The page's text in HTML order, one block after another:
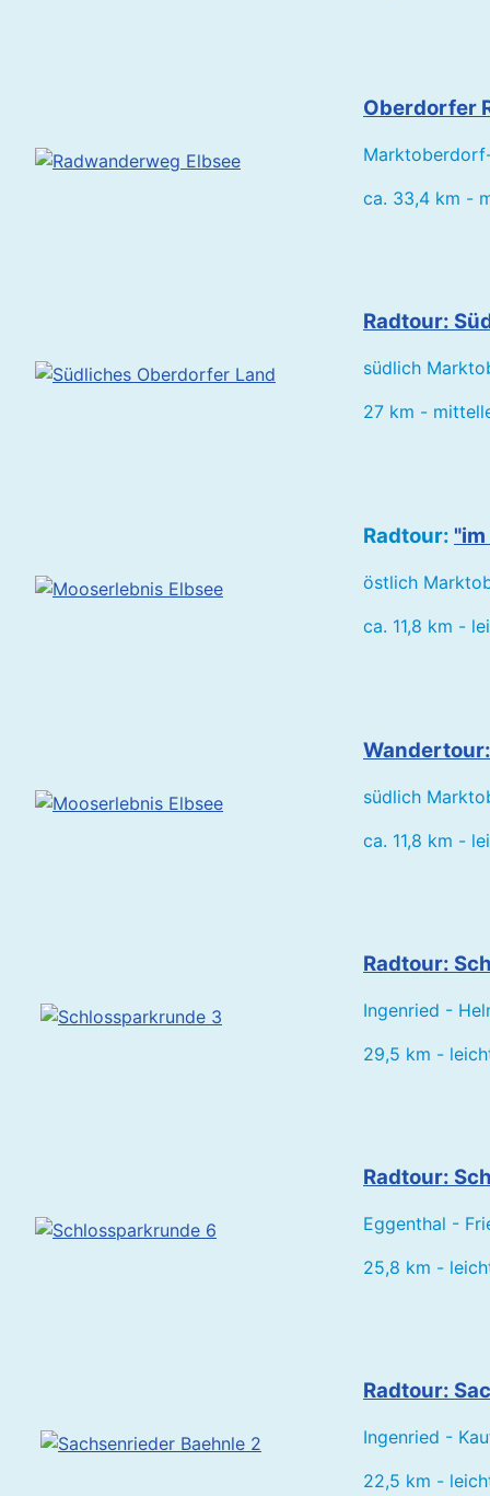
Oberdorfer
ca. 33,4 km -
Radtour:
südlich
27 km -
Radtour:
östlich
ca. 11,8 km -
südlich
ca. 11,8 km -
Radtour:
Ingenried -
29,5 km -
Radtour:
Eggenthal -
25,8 km -
Radtour:
Ingenried -
22,5 km -